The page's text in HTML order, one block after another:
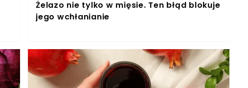
Żelazo nie tylko w mięsie. Ten błąd blokuje
jego wchłanianie